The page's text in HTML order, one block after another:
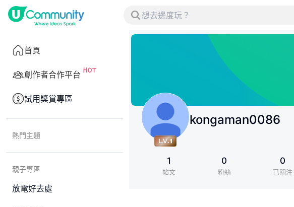
首頁
創作者合作平台
試用獎賞專區
熱門主題
親子專區
放電好去處
kongaman0086
1
帖文
0
粉絲
0
已關注